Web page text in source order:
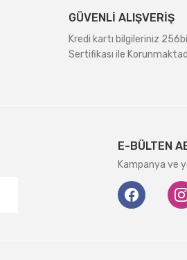
GÜVENLİ ALIŞVERİŞ
Kredi kartı bilgileriniz
Sertifikası ile
E-BÜLTEN
Kampanya ve